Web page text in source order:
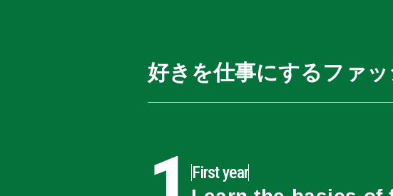
好きを仕事にするファ
First year